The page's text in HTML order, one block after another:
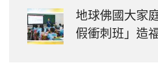
地球佛國大家
假衝刺班」造